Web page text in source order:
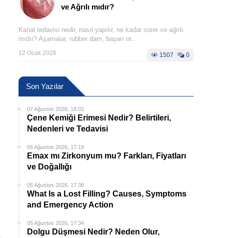
ve Ağrılı mıdır?
Kanal tedavisi nedir, nasıl yapılır, ne kadar sürer ve ağrılı
mıdır? Aşamalar, rubber dam, başarı or...
12 Ocak 2026 1507 0
Son Yazılar
07 Ağustos 2026, 18:02
Çene Kemiği Erimesi Nedir? Belirtileri,
Nedenleri ve Tedavisi
06 Ağustos 2026, 17:19
Emax mı Zirkonyum mu? Farkları, Fiyatları
ve Doğallığı
05 Ağustos 2026, 17:36
What Is a Lost Filling? Causes, Symptoms
and Emergency Action
05 Ağustos 2026, 17:34
Dolgu Düşmesi Nedir? Neden Olur,